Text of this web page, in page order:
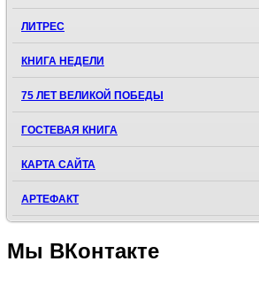
ЛИТРЕС
КНИГА НЕДЕЛИ
75 ЛЕТ ВЕЛИКОЙ ПОБЕДЫ
ГОСТЕВАЯ КНИГА
КАРТА САЙТА
АРТЕФАКТ
Мы ВКонтакте